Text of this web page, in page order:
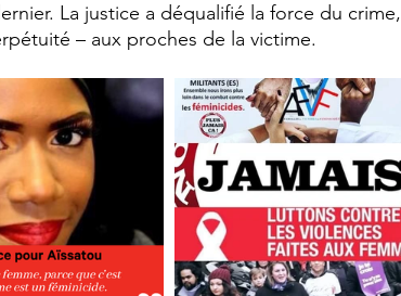
La justice a déqualifié la force du crime,
– aux proches de la victime.